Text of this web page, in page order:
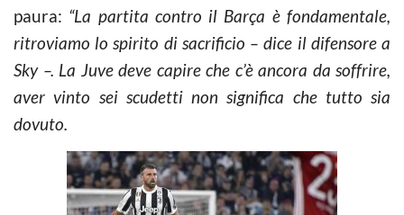
paura: “La partita contro il Barça è fondamentale,
ritroviamo lo spirito di sacrificio – dice il difensore a
Sky –. La Juve deve capire che c’è ancora da soffrire,
aver vinto sei scudetti non significa che tutto sia
dovuto.